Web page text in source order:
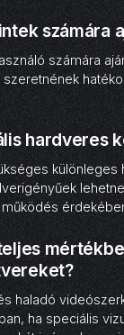
számára
számára
szeretnének
hardveres
haladó
ha speciális